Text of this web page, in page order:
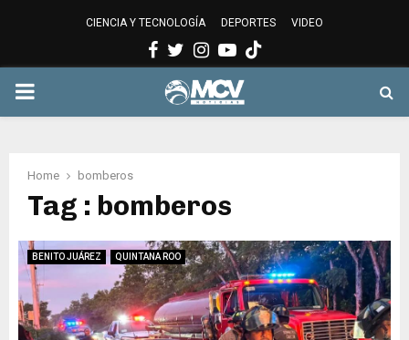
CIENCIA Y TECNOLOGÍA DEPORTES VIDEO
Facebook
Twitter
Instagram
Youtube
PRIMARY
Home bomberos
Tag : bomberos
BENITO JUÁREZ QUINTANA ROO